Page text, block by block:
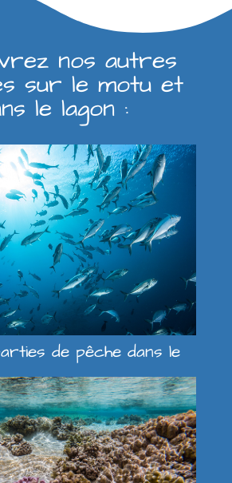
nos autres
sur le motu et
le lagon :
de pêche dans le